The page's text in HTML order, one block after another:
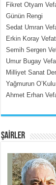
MEHMET
İçerdeki Put
Fikret Otyam
Günün Rengi
Sedat Umran
Erkin Koray
Semih Sergen
Umur Bugay
Milliyet Sanat
Yağmurun O’Kulu
Ahmet Erhan
ŞAİRLER